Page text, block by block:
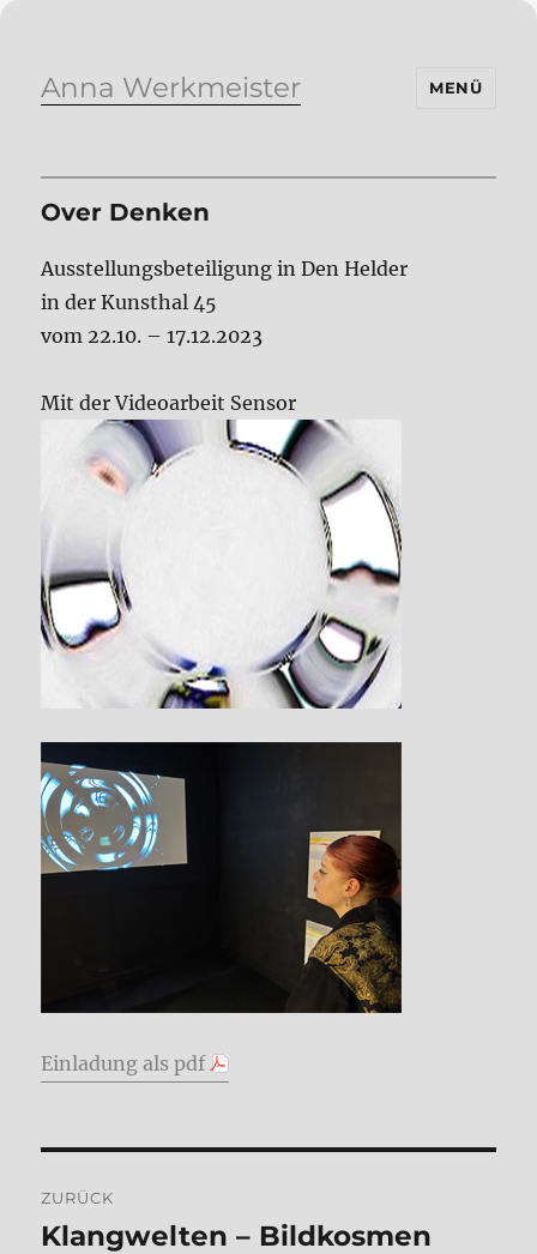
Anna Werkmeister MENÜ
Over Denken
Ausstellungsbeteiligung in Den Helder
in der Kunsthal 45
vom 22.10. – 17.12.2023
Mit der Videoarbeit Sensor
Einladung als pdf
ZURÜCK
Vorheriger
Klangwelten – Bildkosmen